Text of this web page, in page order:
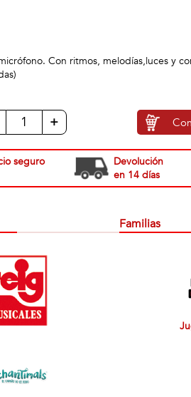
Con ritmos, melodías,luces y
+
seguro
Devolución
en 14 días
Familias